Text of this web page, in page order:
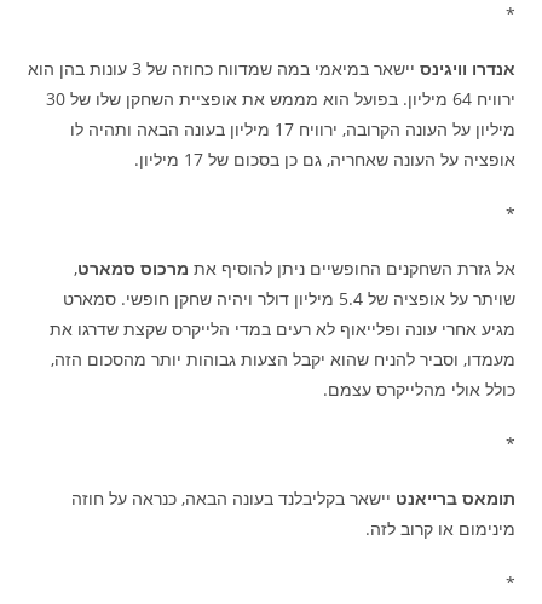
*
אנדרו וויגינס
יישאר במיאמי במה שמדווח כחוזה של 3 עונות בהן הוא
ירוויח 64 מיליון. בפועל הוא מממש את אופציית השחקן שלו של 30
מיליון על העונה הקרובה, ירוויח 17 מיליון בעונה הבאה ותהיה לו
אופציה על העונה שאחריה, גם כן בסכום של 17 מיליון.
*
אל גזרת השחקנים החופשיים ניתן להוסיף את מרכוס סמארט,
שויתר על אופציה של 5.4 מיליון דולר ויהיה שחקן חופשי. סמארט
מגיע אחרי עונה ופלייאוף לא רעים במדי הלייקרס שקצת שדרגו את
מעמדו, וסביר להניח שהוא יקבל הצעות גבוהות יותר מהסכום הזה,
כולל אולי מהלייקרס עצמם.
*
תומאס ברייאנט יישאר בקליבלנד בעונה הבאה, כנראה על חוזה
מינימום או קרוב לזה.
*